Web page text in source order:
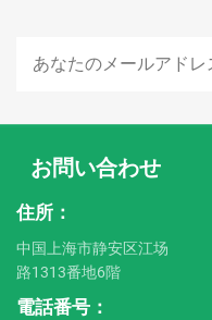
お問い合わせ
住所：
中国上海市静安区江场
路1313番地6階
電話番号：